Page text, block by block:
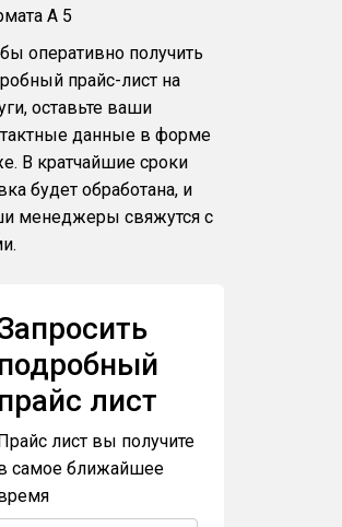
А 5
оперативно получить
прайс-лист на
оставьте ваши
данные в форме
В кратчайшие сроки
будет обработана, и
менеджеры свяжутся с
подробный
прайс лист
лист вы получите
самое ближайшее